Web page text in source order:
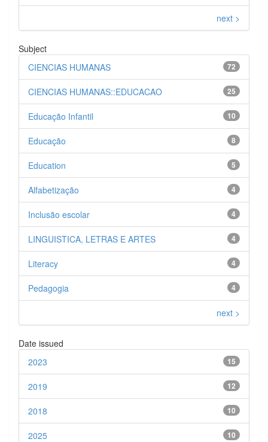
next >
Subject
72
CIENCIAS HUMANAS
25
CIENCIAS HUMANAS::EDUCACAO
10
Educação Infantil
8
Educação
5
Education
4
Alfabetização
4
Inclusão escolar
4
LINGUISTICA, LETRAS E ARTES
4
Literacy
4
Pedagogia
next >
Date issued
15
2023
12
2019
10
2018
10
2025